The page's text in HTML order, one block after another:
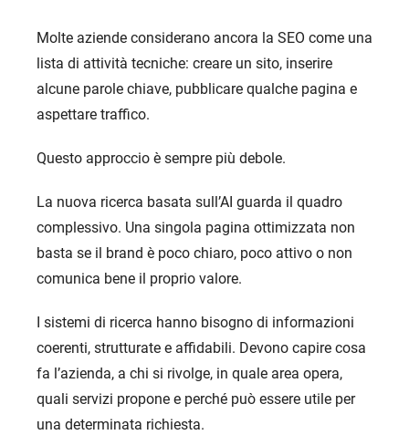
Molte aziende considerano ancora la SEO come una
lista di attività tecniche: creare un sito, inserire
alcune parole chiave, pubblicare qualche pagina e
aspettare traffico.
Questo approccio è sempre più debole.
La nuova ricerca basata sull’AI guarda il quadro
complessivo. Una singola pagina ottimizzata non
basta se il brand è poco chiaro, poco attivo o non
comunica bene il proprio valore.
I sistemi di ricerca hanno bisogno di informazioni
coerenti, strutturate e affidabili. Devono capire cosa
fa l’azienda, a chi si rivolge, in quale area opera,
quali servizi propone e perché può essere utile per
una determinata richiesta.